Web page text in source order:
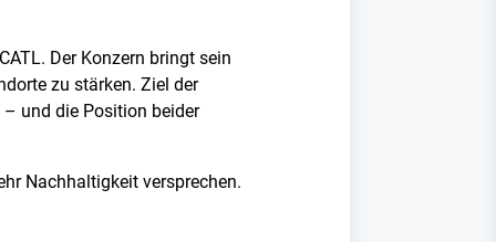
Der Konzern bringt sein
zu stärken. Ziel der
und die Position beider
Nachhaltigkeit versprechen.